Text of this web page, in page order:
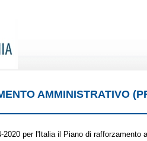
AMMINISTRATIVO
2020 per l'Italia il Piano di rafforzamento